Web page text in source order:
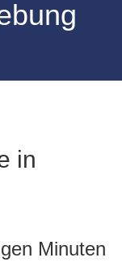
in
Minuten